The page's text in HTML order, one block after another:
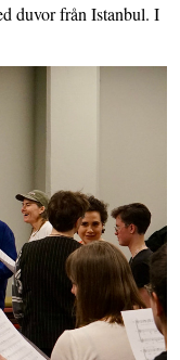
duvor från Istanbul. I